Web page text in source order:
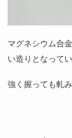
マグネシウム合
い造りとなってい
強く握っても軋